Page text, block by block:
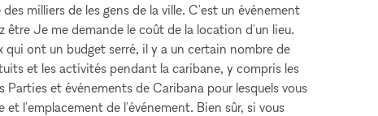
milliers de les gens de la ville. C'est un événement
être Je me demande le coût de la location d'un lieu.
ont un budget serré, il y a un certain nombre de
et les activités pendant la caribane, y compris les
et événements de Caribana pour lesquels vous
l'emplacement de l'événement. Bien sûr, si vous